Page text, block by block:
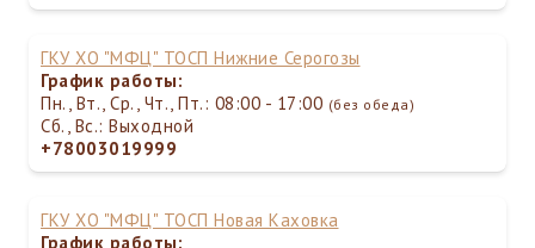
ГКУ ХО "МФЦ" ТОСП Нижние Серогозы
График работы:
Пн., Вт., Ср., Чт., Пт.: 08:00 - 17:00 (без обеда)
Сб., Вс.: Выходной
+78003019999
ГКУ ХО "МФЦ" ТОСП Новая Каховка
График работы: